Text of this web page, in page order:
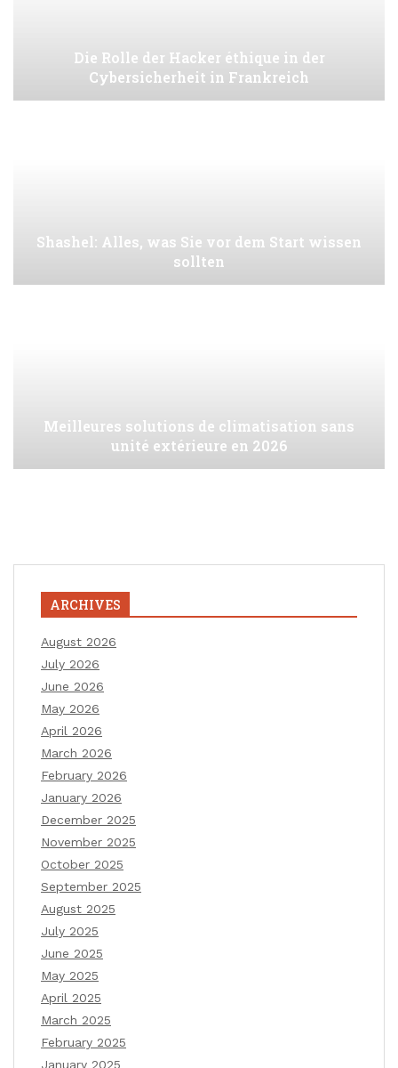
Die Rolle der Hacker éthique in der
Cybersicherheit in Frankreich
Shashel: Alles, was Sie vor dem Start wissen
sollten
Meilleures solutions de climatisation sans
unité extérieure en 2026
ARCHIVES
August 2026
July 2026
June 2026
May 2026
April 2026
March 2026
February 2026
January 2026
December 2025
November 2025
October 2025
September 2025
August 2025
July 2025
June 2025
May 2025
April 2025
March 2025
February 2025
January 2025